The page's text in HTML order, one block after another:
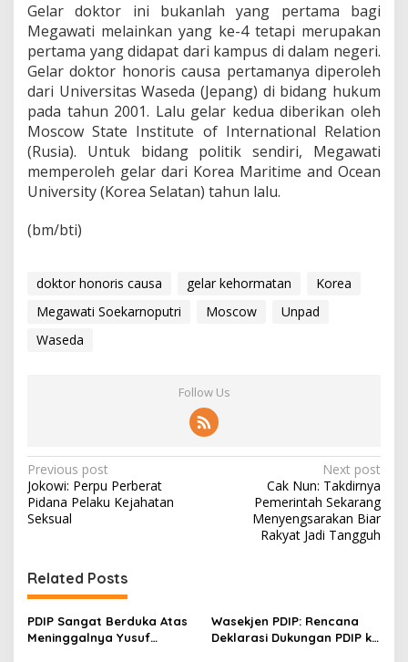
Gelar doktor ini bukanlah yang pertama bagi
Megawati melainkan yang ke-4 tetapi merupakan
pertama yang didapat dari kampus di dalam negeri.
Gelar doktor honoris causa pertamanya diperoleh
dari Universitas Waseda (Jepang) di bidang hukum
pada tahun 2001. Lalu gelar kedua diberikan oleh
Moscow State Institute of International Relation
(Rusia). Untuk bidang politik sendiri, Megawati
memperoleh gelar dari Korea Maritime and Ocean
University (Korea Selatan) tahun lalu.
(bm/bti)
doktor honoris causa gelar kehormatan
Korea
Megawati Soekarnoputri
Moscow
Unpad
Waseda
Follow Us
P
o
s
n
a
v
Previous post
Jokowi: Perpu Perberat
Pidana Pelaku Kejahatan
Seksual
Next post
Cak Nun: Takdirnya
Pemerintah Sekarang
Menyengsarakan Biar
Rakyat Jadi Tangguh
Related Posts
PDIP Sangat Berduka Atas
Meninggalnya Yusuf
Wasekjen PDIP: Rencana
Deklarasi Dukungan PDIP ke